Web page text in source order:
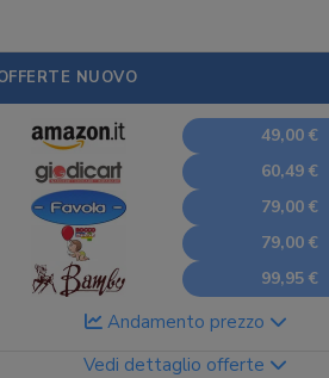
NUOVO
49,00 €
60,49 €
79,00 €
79,00 €
99,95 €
Andamento prezzo
Vedi dettaglio offerte